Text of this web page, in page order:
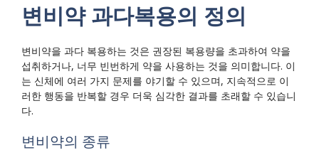
변비약 과다복용의 정의
변비약을 과다 복용하는 것은 권장된 복용량을 초과하여 약을
섭취하거나, 너무 빈번하게 약을 사용하는 것을 의미합니다. 이
는 신체에 여러 가지 문제를 야기할 수 있으며, 지속적으로 이
러한 행동을 반복할 경우 더욱 심각한 결과를 초래할 수 있습니
다.
변비약의 종류